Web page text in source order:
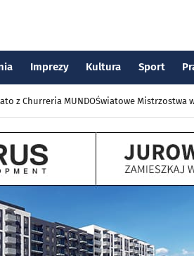
Imprezy Kultura Sport
z Churreria MUNDOŚwiatowe Mistrzostwa